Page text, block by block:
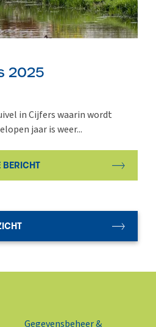
2025
in Cijfers waarin wordt
jaar is weer...
BERICHT
Gegevensbeheer &